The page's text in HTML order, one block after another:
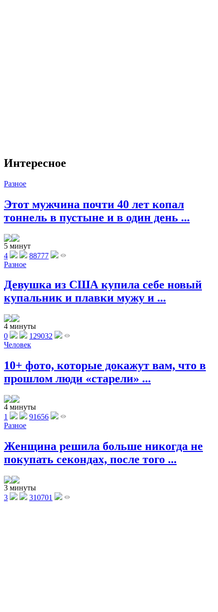
Интересное
Разное
Этот мужчина почти 40 лет копал
тоннель в пустыне и в один день ...
5 минут
4
88777
Разное
Девушка из США купила себе новый
купальник и плавки мужу и ...
4 минуты
0
129032
Человек
10+ фото, которые докажут вам, что в
прошлом люди «старели» ...
4 минуты
1
91656
Разное
Женщина решила больше никогда не
покупать секондах, после того ...
3 минуты
3
310701